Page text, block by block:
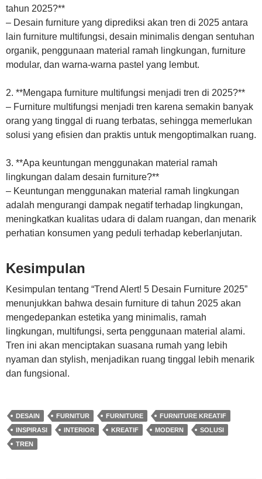
tahun 2025?**
– Desain furniture yang diprediksi akan tren di 2025 antara
lain furniture multifungsi, desain minimalis dengan sentuhan
organik, penggunaan material ramah lingkungan, furniture
modular, dan warna-warna pastel yang lembut.
2. **Mengapa furniture multifungsi menjadi tren di 2025?**
– Furniture multifungsi menjadi tren karena semakin banyak
orang yang tinggal di ruang terbatas, sehingga memerlukan
solusi yang efisien dan praktis untuk mengoptimalkan ruang.
3. **Apa keuntungan menggunakan material ramah
lingkungan dalam desain furniture?**
– Keuntungan menggunakan material ramah lingkungan
adalah mengurangi dampak negatif terhadap lingkungan,
meningkatkan kualitas udara di dalam ruangan, dan menarik
perhatian konsumen yang peduli terhadap keberlanjutan.
Kesimpulan
Kesimpulan tentang “Trend Alert! 5 Desain Furniture 2025”
menunjukkan bahwa desain furniture di tahun 2025 akan
mengedepankan estetika yang minimalis, ramah
lingkungan, multifungsi, serta penggunaan material alami.
Tren ini akan menciptakan suasana rumah yang lebih
nyaman dan stylish, menjadikan ruang tinggal lebih menarik
dan fungsional.
DESAIN FURNITUR FURNITURE
FURNITURE KREATIF
INSPIRASI
INTERIOR KREATIF MODERN
SOLUSI
TREN